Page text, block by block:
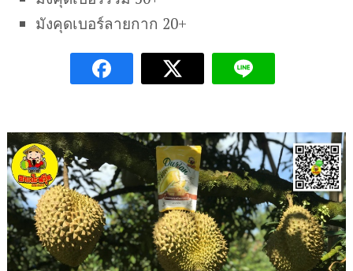
มังคุดเบอร์ลายกาก 20+